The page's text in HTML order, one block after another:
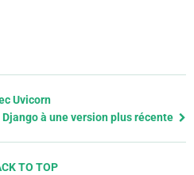
Uvicorn
à une version plus récente
TO TOP